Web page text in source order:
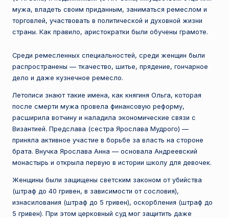
н
е
т
а
мужа, владеть своим приданным, заниматься ремеслом и
торговлей, участвовать в политической и духовной жизни
страны. Как правило, аристократки были обучены грамоте.
Среди ремесленных специальностей, среди женщин были
распространены — ткачество, шитье, прядение, гончарное
дело и даже кузнечное ремесло.
Летописи знают такие имена, как княгиня Ольга, которая
после смерти мужа провела финансовую реформу,
расширила вотчину и наладила экономические связи с
Византией. Предслава (сестра Ярослава Мудрого) —
приняла активное участие в борьбе за власть на стороне
брата. Внучка Ярослава Анна — основала Андреевский
монастырь и открыла первую в истории школу для девочек.
Женщины были защищены светским законом от убийства
(штраф до 40 гривен, в зависимости от сословия),
изнасилования (штраф до 5 гривен), оскорбления (штраф до
5 гривен). При этом церковный суд мог защитить даже